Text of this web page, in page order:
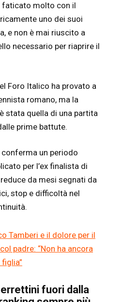
faticato molto con il
uno dei suoi
e non è mai riuscito a
necessario per riaprire il
Foro Italico ha provato a
romano, ma la
stata quella di una partita
prime battute.
un periodo
per l’ex finalista di
da mesi segnati da
stop e difficoltà nel
Tamberi e il dolore per il
padre: “Non ha ancora
fuori dalla